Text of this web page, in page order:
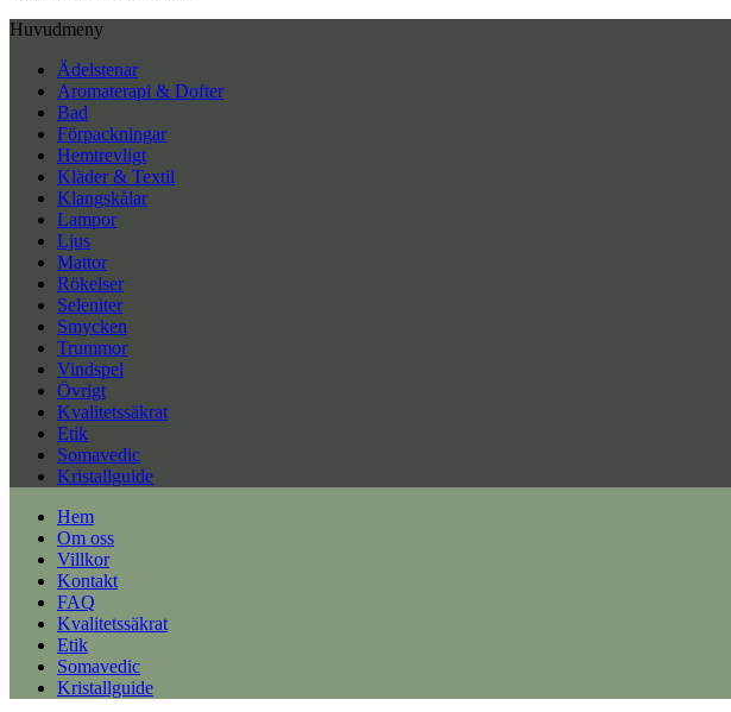
Huvudmeny
Ädelstenar
Aromaterapi & Dofter
Bad
Förpackningar
Hemtrevligt
Kläder & Textil
Klangskålar
Lampor
Ljus
Mattor
Rökelser
Seleniter
Smycken
Trummor
Vindspel
Övrigt
Kvalitetssäkrat
Etik
Somavedic
Kristallguide
Hem
Om oss
Villkor
Kontakt
FAQ
Kvalitetssäkrat
Etik
Somavedic
Kristallguide